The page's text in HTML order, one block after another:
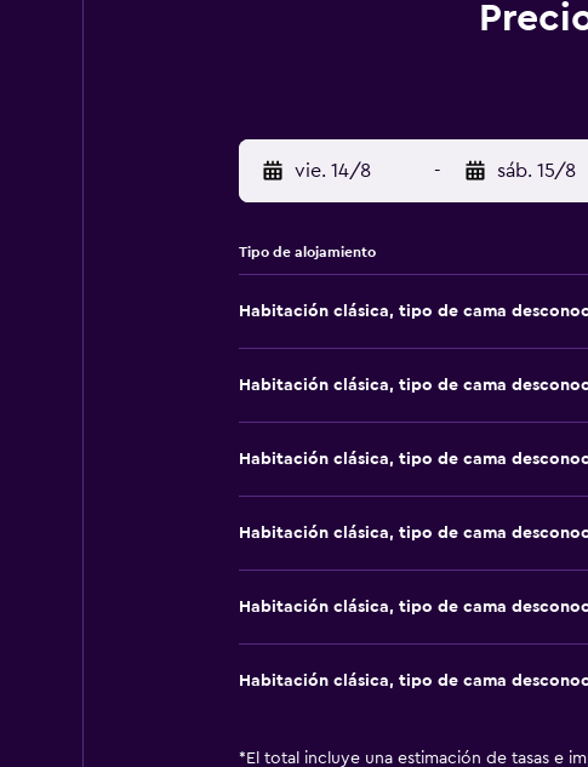
vie. 14/8 - sáb. 15/8
Tipo de alojamiento
Habitación clásica, tipo de cama
Habitación clásica, tipo de cama
Habitación clásica, tipo de cama
Habitación clásica, tipo de cama
Habitación clásica, tipo de cama
Habitación clásica, tipo de cama
* El total incluye una estimación de tasas e